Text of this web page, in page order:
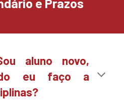
e Prazos
aluno novo,
eu faço a